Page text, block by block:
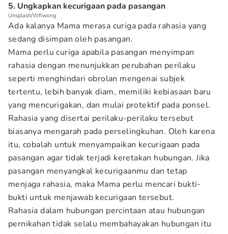
5. Ungkapkan kecurigaan pada pasangan
Unsplash/Wflwong
Ada kalanya Mama merasa curiga pada rahasia yang
sedang disimpan oleh pasangan.
Mama perlu curiga apabila pasangan menyimpan
rahasia dengan menunjukkan perubahan perilaku
seperti menghindari obrolan mengenai subjek
tertentu, lebih banyak diam, memiliki kebiasaan baru
yang mencurigakan, dan mulai protektif pada ponsel.
Rahasia yang disertai perilaku-perilaku tersebut
biasanya mengarah pada perselingkuhan. Oleh karena
itu, cobalah untuk menyampaikan kecurigaan pada
pasangan agar tidak terjadi keretakan hubungan. Jika
pasangan menyangkal kecurigaanmu dan tetap
menjaga rahasia, maka Mama perlu mencari bukti-
bukti untuk menjawab kecurigaan tersebut.
Rahasia dalam hubungan percintaan atau hubungan
pernikahan tidak selalu membahayakan hubungan itu